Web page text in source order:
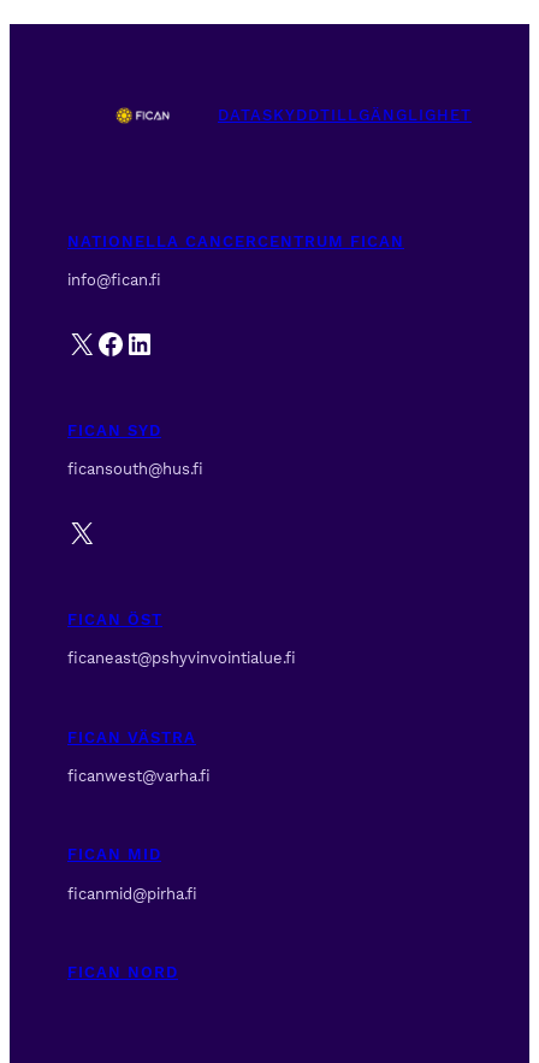
DATASKYDDTILLGÄNGLIGHET
NATIONELLA CANCERCENTRUM FICAN
info@fican.fi
X Facebook
LinkedIn
FICAN SYD
ficansouth@hus.fi
X
FICAN ÖST
ficaneast@pshyvinvointialue.fi
FICAN VÄSTRA
ficanwest@varha.fi
FICAN MID
ficanmid@pirha.fi
FICAN NORD